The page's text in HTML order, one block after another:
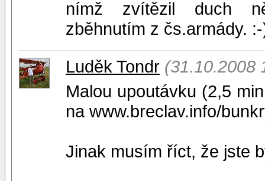
nímž zvítězil duch
zběhnutím z čs.armády.
Luděk Tondr (31.10.2008
Malou upoutávku (2,5
na www.breclav.info/
Jinak musím říct, že jste